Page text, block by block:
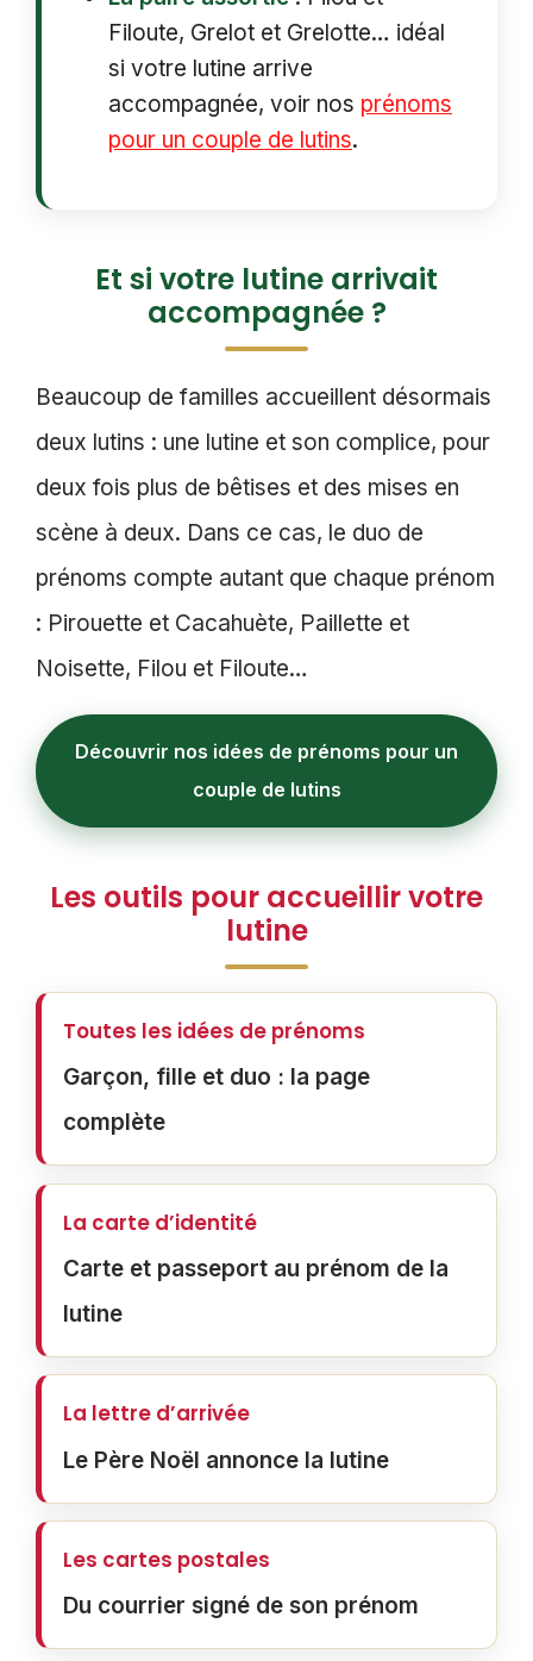
Filoute, Grelot et Grelotte… idéal
si votre lutine arrive
accompagnée, voir nos prénoms
pour un couple de lutins.
Et si votre lutine arrivait
accompagnée ?
Beaucoup de familles accueillent désormais
deux lutins : une lutine et son complice, pour
deux fois plus de bêtises et des mises en
scène à deux. Dans ce cas, le duo de
prénoms compte autant que chaque prénom
: Pirouette et Cacahuète, Paillette et
Noisette, Filou et Filoute…
Découvrir nos idées de prénoms pour un
couple de lutins
Les outils pour accueillir votre
lutine
Toutes les idées de prénoms
Garçon, fille et duo : la page
complète
La carte d’identité
Carte et passeport au prénom de la
lutine
La lettre d’arrivée
Le Père Noël annonce la lutine
Les cartes postales
Du courrier signé de son prénom